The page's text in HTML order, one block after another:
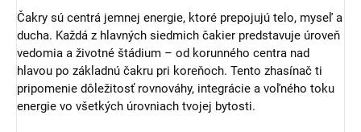
Čakry sú centrá jemnej energie, ktoré prepojujú telo, myseľ a
ducha. Každá z hlavných siedmich čakier predstavuje úroveň
vedomia a životné štádium – od korunného centra nad
hlavou po základnú čakru pri koreňoch. Tento zhasínač ti
pripomenie dôležitosť rovnováhy, integrácie a voľného toku
energie vo všetkých úrovniach tvojej bytosti.